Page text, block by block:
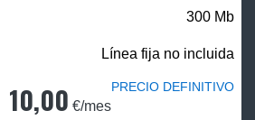
300 Mb
Línea fija no incluida
10,00 €/mes
PRECIO DEFINITIVO